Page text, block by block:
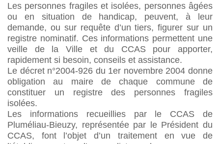
Les personnes fragiles et isolées, personnes âgées
ou en situation de handicap, peuvent, à leur
demande, ou sur requête d’un tiers, figurer sur un
registre nominatif. Ces informations permettent une
veille de la Ville et du CCAS pour apporter,
rapidement si besoin, conseils et assistance.
Le décret n°2004-926 du 1er novembre 2004 donne
obligation au maire de chaque commune de
constituer un registre des personnes fragiles
isolées.
Les informations recueillies par le CCAS de
Pluméliau-Bieuzy, représentée par le Président du
CCAS, font l’objet d’un traitement en vue de